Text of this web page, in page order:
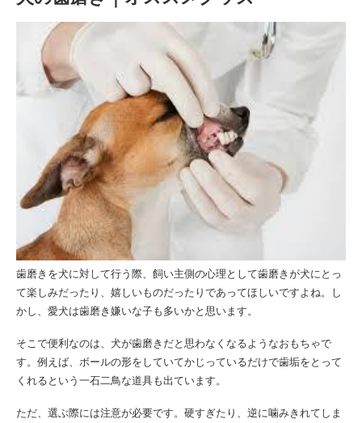
歯磨きを犬に対して行う際、飼い主側の心理として歯磨きが犬にとっ
て楽しみだったり、嬉しいものだったりであってほしいですよね。し
かし、愛犬は歯磨き嫌いな子も多いかと思います。
そこで便利なのは、犬が歯磨きだと思わなくなるようなおもちゃで
す。例えば、ボールの形をしていてかじっているだけで歯垢をとって
くれるという一石二鳥な道具も出ています。
ただ、選ぶ際には注意が必要です。硬すぎたり、逆に噛みきれてしま